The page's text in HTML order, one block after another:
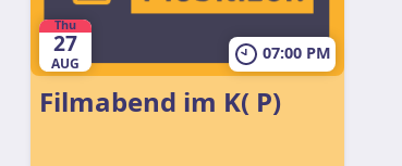
Thu
27
AUG
07:00 PM
Filmabend im K( P)